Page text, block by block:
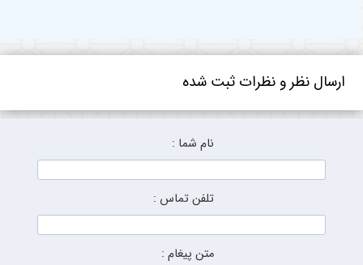
ارسال نظر و نظرات ثبت شده
نام شما :
تلفن تماس :
متن پیغام :